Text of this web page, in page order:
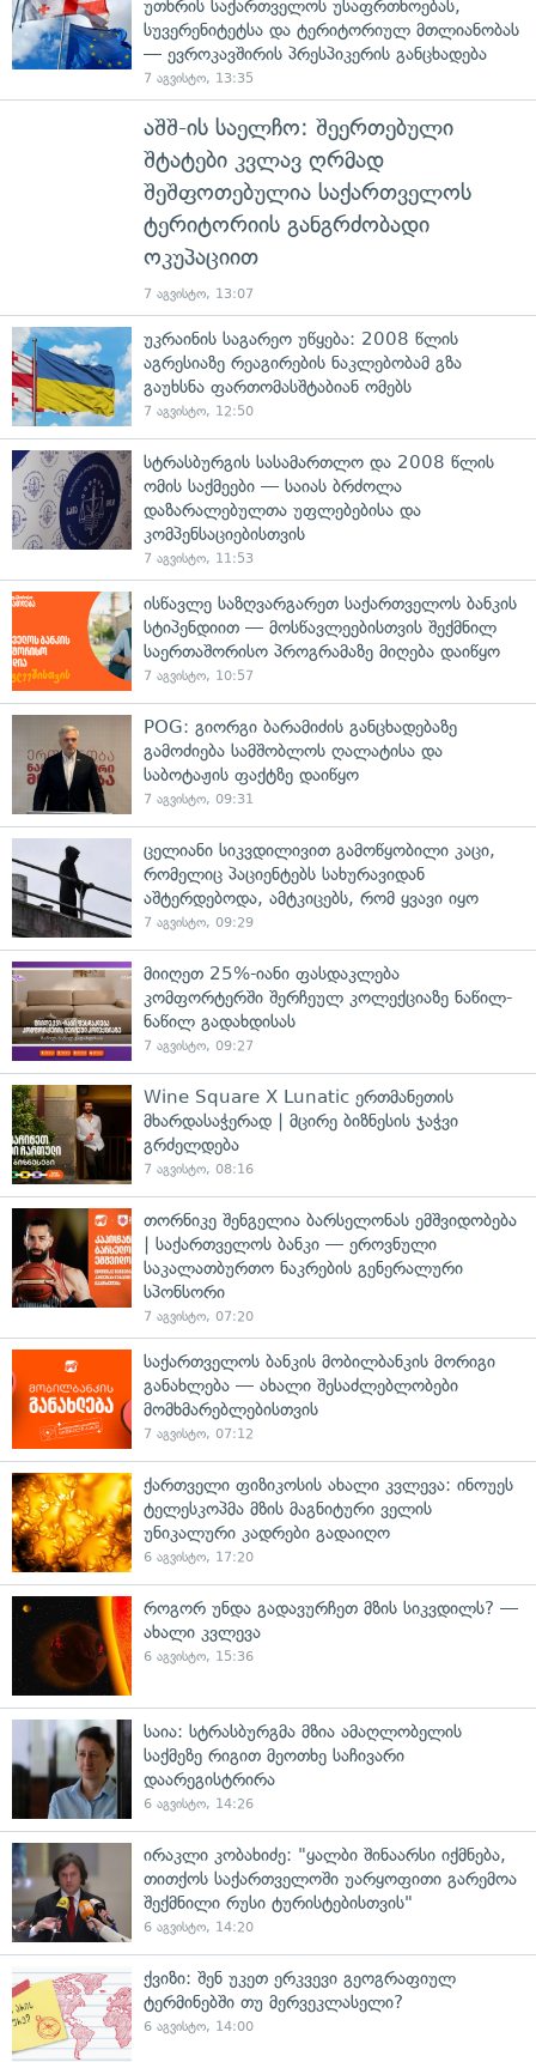
უთხრის საქართველოს უსაფრთხოებას,
სუვერენიტეტსა და ტერიტორიულ მთლიანობას
— ევროკავშირის პრესპიკერის განცხადება
7 აგვისტო, 13:35
აშშ-ის საელჩო: შეერთებული
შტატები კვლავ ღრმად
შეშფოთებულია საქართველოს
ტერიტორიის განგრძობადი
ოკუპაციით
7 აგვისტო, 13:07
უკრაინის საგარეო უწყება: 2008 წლის
აგრესიაზე რეაგირების ნაკლებობამ გზა
გაუხსნა ფართომასშტაბიან ომებს
7 აგვისტო, 12:50
სტრასბურგის სასამართლო და 2008 წლის
ომის საქმეები — საიას ბრძოლა
დაზარალებულთა უფლებებისა და
კომპენსაციებისთვის
7 აგვისტო, 11:53
ისწავლე საზღვარგარეთ საქართველოს ბანკის
სტიპენდიით — მოსწავლეებისთვის შექმნილ
საერთაშორისო პროგრამაზე მიღება დაიწყო
7 აგვისტო, 10:57
POG: გიორგი ბარამიძის განცხადებაზე
გამოძიება სამშობლოს ღალატისა და
საბოტაჟის ფაქტზე დაიწყო
7 აგვისტო, 09:31
ცელიანი სიკვდილივით გამოწყობილი კაცი,
რომელიც პაციენტებს სახურავიდან
აშტერდებოდა, ამტკიცებს, რომ ყვავი იყო
7 აგვისტო, 09:29
მიიღეთ 25%-იანი ფასდაკლება
კომფორტერში შერჩეულ კოლექციაზე ნაწილ-
ნაწილ გადახდისას
7 აგვისტო, 09:27
Wine Square X Lunatic ერთმანეთის
მხარდასაჭერად | მცირე ბიზნესის ჯაჭვი
გრძელდება
7 აგვისტო, 08:16
თორნიკე შენგელია ბარსელონას ემშვიდობება
| საქართველოს ბანკი — ეროვნული
საკალათბურთო ნაკრების გენერალური
სპონსორი
7 აგვისტო, 07:20
საქართველოს ბანკის მობილბანკის მორიგი
განახლება — ახალი შესაძლებლობები
მომხმარებლებისთვის
7 აგვისტო, 07:12
ქართველი ფიზიკოსის ახალი კვლევა: ინოუეს
ტელესკოპმა მზის მაგნიტური ველის
უნიკალური კადრები გადაიღო
6 აგვისტო, 17:20
როგორ უნდა გადავურჩეთ მზის სიკვდილს? —
ახალი კვლევა
6 აგვისტო, 15:36
საია: სტრასბურგმა მზია ამაღლობელის
საქმეზე რიგით მეოთხე საჩივარი
დაარეგისტრირა
6 აგვისტო, 14:26
ირაკლი კობახიძე: "ყალბი შინაარსი იქმნება,
თითქოს საქართველოში უარყოფითი გარემოა
შექმნილი რუსი ტურისტებისთვის"
6 აგვისტო, 14:20
ქვიზი: შენ უკეთ ერკვევი გეოგრაფიულ
ტერმინებში თუ მერვეკლასელი?
6 აგვისტო, 14:00